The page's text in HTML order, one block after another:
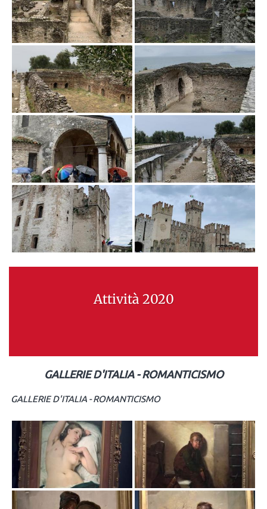
Attività 2020
GALLERIE D'ITALIA - ROMANTICISMO
GALLERIE D'ITALIA - ROMANTICISMO